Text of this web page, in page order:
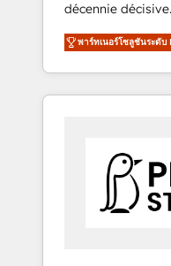
embedded
development, and
have 100% US-
We offer project-
services
extensibility,
ongoing RevOps
décennie
consolidation va
Seules survivront
réussi leur transformation.
58% des
leurs données.
conscience totale,
s'appelle
พาร์ทเนอร์โซลูชันระดับ